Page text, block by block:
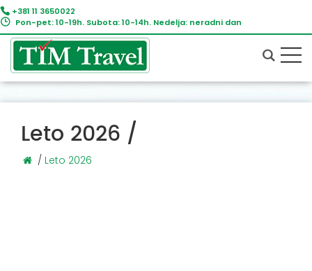
+381 11 3650022
Pon-pet: 10-19h. Subota: 10-14h. Nedelja: neradni dan
Leto 2026 /
/ Leto 2026